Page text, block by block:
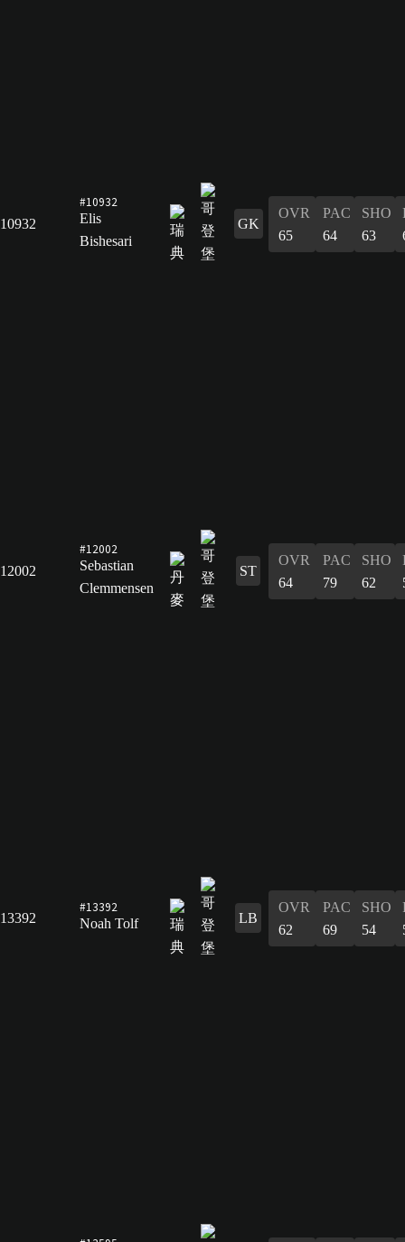
10932
#10932
Elis
Bishesari
GK
OVR
65
PAC
64
SHO
63
12002
#12002
Sebastian
Clemmensen
ST
OVR
64
PAC
79
SHO
62
13392
#13392
Noah Tolf
LB
OVR
62
PAC
69
SHO
54